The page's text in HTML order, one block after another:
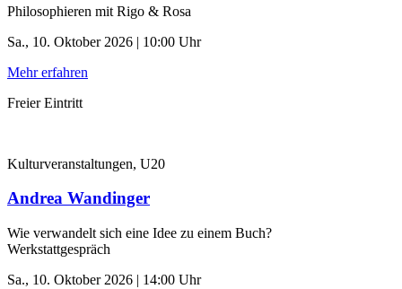
Philosophieren mit Rigo & Rosa
Sa., 10. Oktober 2026 | 10:00 Uhr
Mehr erfahren
Freier Eintritt
Kulturveranstaltungen, U20
Andrea Wandinger
Wie verwandelt sich eine Idee zu einem Buch?
Werkstattgespräch
Sa., 10. Oktober 2026 | 14:00 Uhr